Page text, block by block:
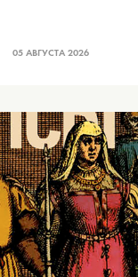
05 АВГУСТА 2026